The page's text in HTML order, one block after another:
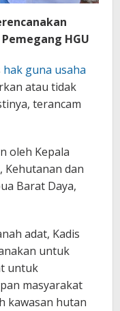
HGU
hak guna usaha
atau tidak
terancam
oleh Kepala
Kehutanan dan
Barat Daya,
adat, Kadis
untuk
untuk
masyarakat
kawasan hutan